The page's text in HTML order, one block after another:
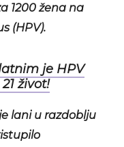
1200 žena na
(HPV).
je HPV
život!
lani u razdoblju